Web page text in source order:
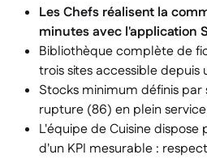
Les Chefs réalisent la
minutes avec l'application
Bibliothèque complète de
trois sites accessible depuis
Stocks minimum définis par
rupture (86) en plein service
L'équipe de Cuisine
d'un KPI mesurable :